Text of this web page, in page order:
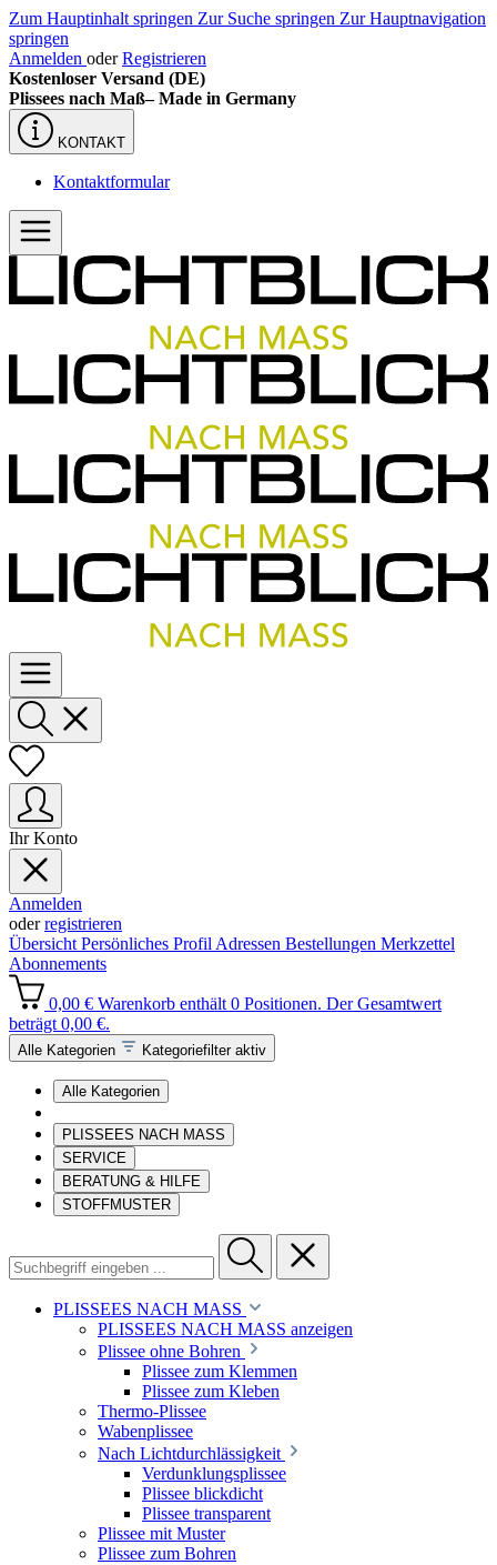
Zum Hauptinhalt springen Zur Suche springen Zur Hauptnavigation
springen
Anmelden oder Registrieren
Kostenloser Versand (DE)
Plissees nach Maß–Made in Germany
KONTAKT
Kontaktformular
Ihr Konto
Anmelden
oderregistrieren
Übersicht Persönliches Profil Adressen Bestellungen Merkzettel
Abonnements
0,00 € Warenkorb enthält 0 Positionen. Der Gesamtwert
beträgt 0,00 €.
Alle Kategorien Kategoriefilter aktiv
Alle Kategorien
PLISSEES NACH MASS
SERVICE
BERATUNG & HILFE
STOFFMUSTER
PLISSEES NACH MASS
PLISSEES NACH MASS anzeigen
Plissee ohne Bohren
Plissee zum Klemmen
Plissee zum Kleben
Thermo-Plissee
Wabenplissee
Nach Lichtdurchlässigkeit
Verdunklungsplissee
Plissee blickdicht
Plissee transparent
Plissee mit Muster
Plissee zum Bohren